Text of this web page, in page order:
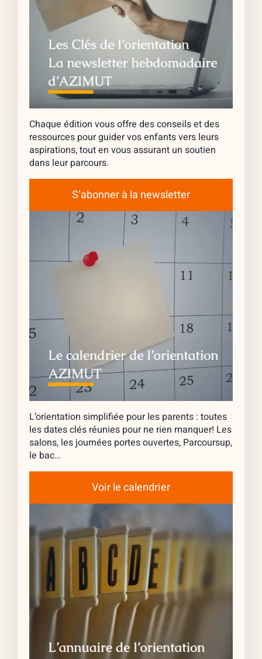
Chaque édition vous offre des conseils et des
ressources pour guider vos enfants vers leurs
aspirations, tout en vous assurant un soutien
dans leur parcours.
S’abonner à la newsletter
L’orientation simplifiée pour les parents : toutes
les dates clés réunies pour ne rien manquer! Les
salons, les journées portes ouvertes, Parcoursup,
le bac…
Voir le calendrier